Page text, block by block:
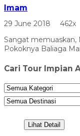
Imam
29 June 2018 462x
Sangat memuaskan,
Pokoknya Baliaga
Cari Tour Impian
Lihat Detail